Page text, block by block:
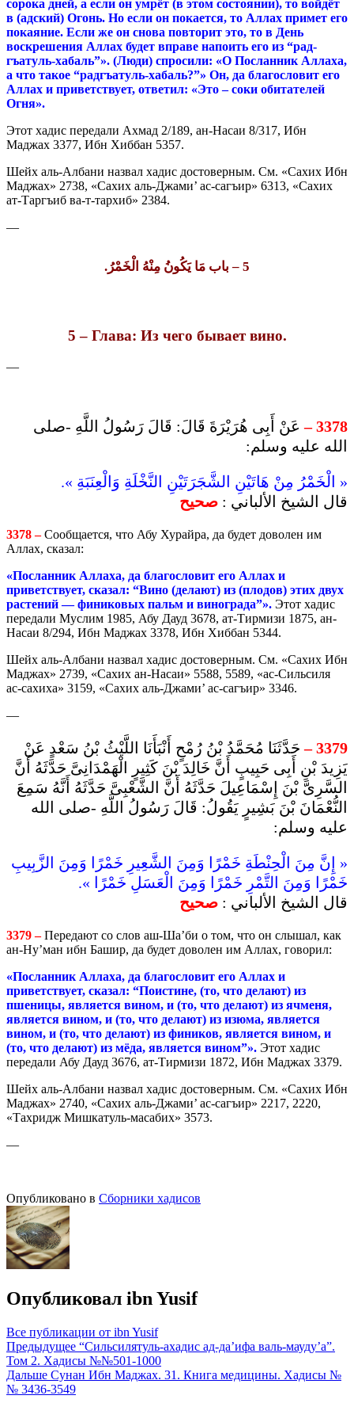
со­ро­ка дней, а ес­ли он ум­рёт (в этом состоянии), то войдёт
в (адский) Огонь. Но ес­ли он покается, то Аллах примет его
по­кая­ние. Ес­ли же он снова повторит это, то в День
воскрешения Ал­ла­х будет вправе напоить его из “рад­
гъатуль-ха­баль”». (Лю­ди) спро­си­ли: «О Посланник Аллаха,
а что та­кое “рад­гъатуль-ха­баль?”» Он, да благословит его
Аллах и приветствует, от­ве­тил: «Это – со­ки обитателей
Огня».
Этот хадис передали Ахмад 2/189, ан-Насаи 8/317, Ибн
Маджах 3377, Ибн Хиббан 5357.
Шейх аль-Албани назвал хадис достоверным. См. «Сахих Ибн
Маджах» 2738, «Сахих аль-Джами’ ас-сагъир» 6313, «Сахих
ат-Таргъиб ва-т-тархиб» 2384.
—
5 – باب مَا يَكُونُ مِنْهُ الْخَمْرُ.
5 – Глава: Из чего бывает вино.
—
3378 –
عَنْ أَبِى هُرَيْرَةَ قَالَ: قَالَ رَسُولُ اللَّهِ -صلى
الله عليه وسلم:
« الْخَمْرُ مِنْ هَاتَيْنِ الشَّجَرَتَيْنِ النَّخْلَةِ وَالْعِنَبَةِ ».
قال الشيخ الألباني : صحيح
3378 –Сообщается, что Абу Хурайра, да будет доволен им
Аллах, сказал:
«Послан­ник Аллаха, да благословит его Аллах и
приветствует, сказал: “Вино (делают) из (плодов) этих двух
растений — финиковых пальм и винограда”». Этот хадис
передали Муслим 1985, Абу Дауд 3678, ат-Тирмизи 1875, ан-
Насаи 8/294, Ибн Маджах 3378, Ибн Хиббан 5344.
Шейх аль-Албани назвал хадис достоверным. См. «Сахих Ибн
Маджах» 2739, «Сахих ан-Насаи» 5588, 5589, «ас-Сильсиля
ас-сахиха» 3159, «Сахих аль-Джами’ ас-сагъир» 3346.
—
3379 –
حَدَّثَنَا مُحَمَّدُ بْنُ رُمْحٍ أَنْبَأَنَا اللَّيْثُ بْنُ سَعْدٍ عَنْ
يَزِيدَ بْنِ أَبِى حَبِيبٍ أَنَّ خَالِدَ بْنَ كَثِيرٍ الْهَمْدَانِىَّ حَدَّثَهُ أَنَّ
السَّرِىَّ بْنَ إِسْمَاعِيلَ حَدَّثَهُ أَنَّ الشَّعْبِىَّ حَدَّثَهُ أَنَّهُ سَمِعَ
النُّعْمَانَ بْنَ بَشِيرٍ يَقُولُ: قَالَ رَسُولُ اللَّهِ -صلى الله
عليه وسلم:
« إِنَّ مِنَ الْحِنْطَةِ خَمْرًا وَمِنَ الشَّعِيرِ خَمْرًا وَمِنَ الزَّبِيبِ
خَمْرًا وَمِنَ التَّمْرِ خَمْرًا وَمِنَ الْعَسَلِ خَمْرًا ».
قال الشيخ الألباني : صحيح
3379 –Передают со слов аш-Ша’би о том, что он слышал, как
ан-Ну’ман ибн Башир, да будет доволен им Аллах, говорил:
«Посланник Аллаха, да благословит его Аллах и
приветствует, сказал: “Поистине, (то, что делают) из
пшеницы, является вином, и (то, что делают) из ячменя,
является вином, и (то, что делают) из изюма, является
вином, и (то, что делают) из фиников, является вином, и
(то, что делают) из мёда, является вином”». Этот хадис
передали Абу Дауд 3676, ат-Тирмизи 1872, Ибн Маджах 3379.
Шейх аль-Албани назвал хадис достоверным. См. «Сахих Ибн
Маджах» 2740, «Сахих аль-Джами’ ас-сагъир» 2217, 2220,
«Тахридж Мишкатуль-масабих» 3573.
—
Опубликовано в Сборники хадисов
Опубликовал ibn Yusif
Все публикации от ibn Yusif
Навигация
по
записям
Предыдущее “Сильсилятуль-ахадис ад-да’ифа валь-мауду’а”.
Том 2. Хадисы №№501-1000
Дальше Сунан Ибн Маджах. 31. Книга медицины. Хадисы №
№ 3436-3549